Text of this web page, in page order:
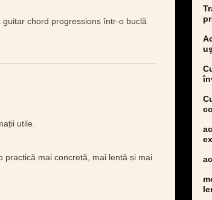
chord progressions într-o buclă
utile.
practică mai concretă, mai lentă și mai